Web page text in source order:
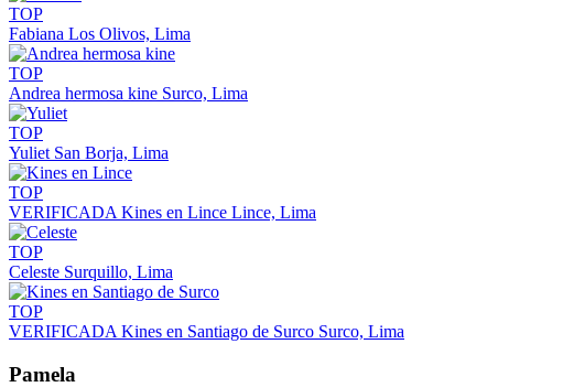
TOP
Fabiana Los Olivos, Lima
TOP
Andrea hermosa kine Surco, Lima
TOP
Yuliet San Borja, Lima
TOP
VERIFICADA Kines en Lince Lince, Lima
TOP
Celeste Surquillo, Lima
TOP
VERIFICADA Kines en Santiago de Surco Surco, Lima
Pamela